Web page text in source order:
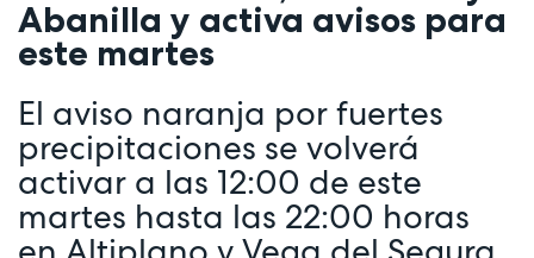
Abanilla y activa avisos para
este martes
El aviso naranja por fuertes
precipitaciones se volverá
activar a las 12:00 de este
martes hasta las 22:00 horas